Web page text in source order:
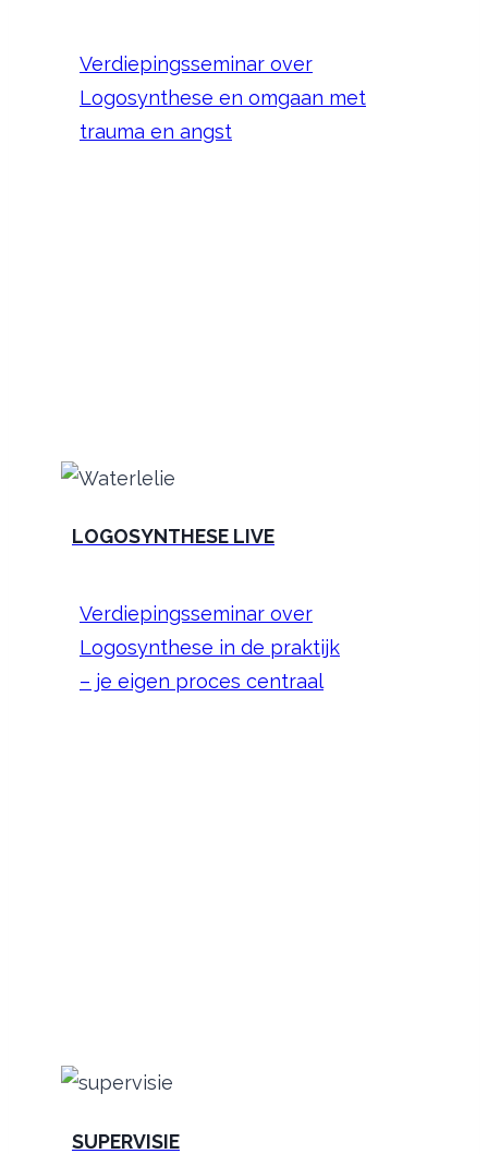
Verdiepingsseminar over
Logosynthese en omgaan met
trauma en angst
LOGOSYNTHESE LIVE
Verdiepingsseminar over
Logosynthese in de praktijk
– je eigen proces centraal
SUPERVISIE